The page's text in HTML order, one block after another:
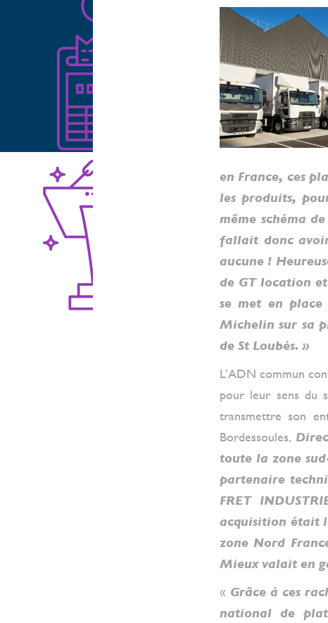
en France, ces
les produits,
même schéma
fallait donc
aucune !
de GT location
se met en place
Michelin sur sa
de St Loubès. »
L’ADN commun
pour leur sens du
transmettre son
Bordessoules,
toute la zone
partenaire
FRET
acquisition était
zone Nord
Mieux valait en
« Grâce à ces
national de